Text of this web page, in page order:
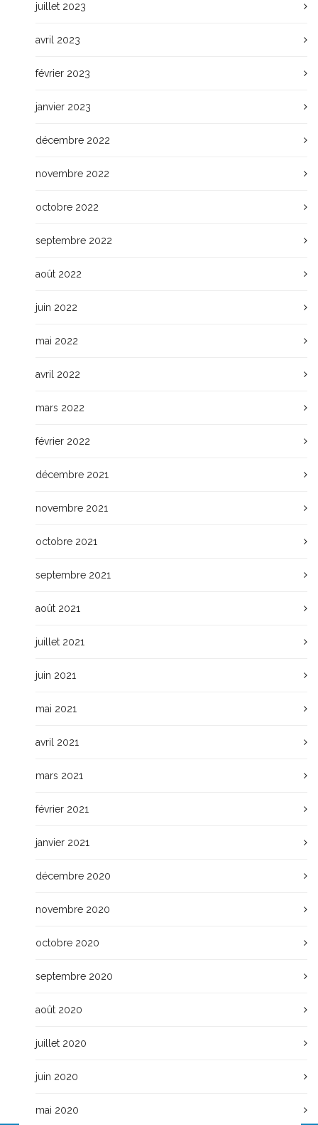
juillet 2023
avril 2023
février 2023
janvier 2023
décembre 2022
novembre 2022
octobre 2022
septembre 2022
août 2022
juin 2022
mai 2022
avril 2022
mars 2022
février 2022
décembre 2021
novembre 2021
octobre 2021
septembre 2021
août 2021
juillet 2021
juin 2021
mai 2021
avril 2021
mars 2021
février 2021
janvier 2021
décembre 2020
novembre 2020
octobre 2020
septembre 2020
août 2020
juillet 2020
juin 2020
mai 2020